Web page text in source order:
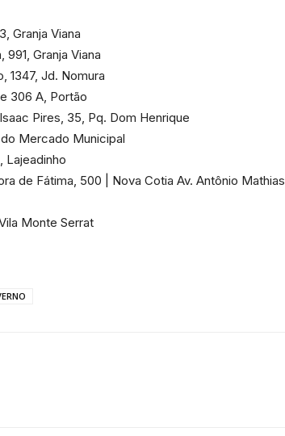
Granja Viana
Granja Viana
1347, Jd. Nomura
306 A, Portão
Pires, 35, Pq. Dom Henrique
Mercado Municipal
Lajeadinho
de Fátima, 500 | Nova Cotia Av. Antônio
Monte Serrat